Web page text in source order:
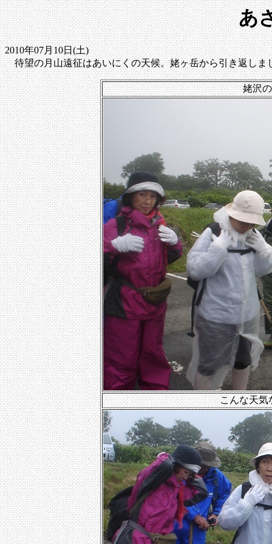
あ
2010年07月10日(土)
待望の月山遠征はあいにくの天候。姥ヶ岳から引き返しま
姥沢
こんな天気